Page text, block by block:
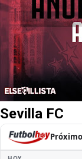
Sevilla FC